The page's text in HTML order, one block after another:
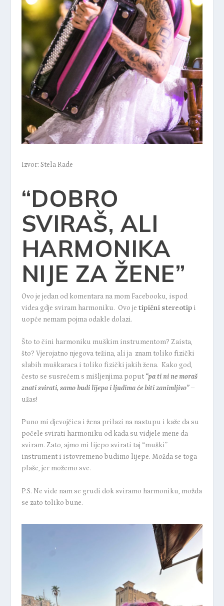
Izvor: Stela Rade
“DOBRO
SVIRAŠ, ALI
HARMONIKA
NIJE ZA ŽENE”
Ovo je jedan od komentara na mom Facebooku, ispod
videa gdje sviram harmoniku. Ovo je tipični stereotip i
uopće nemam pojma odakle dolazi.
Što to čini harmoniku muškim instrumentom? Zaista,
što? Vjerojatno njegova težina, ali ja znam toliko fizički
slabih muškaraca i toliko fizički jakih žena. Kako god,
često se susrećem s mišljenjima poput “pa ti ni ne moraš
znati svirati, samo budi lijepa i ljudima će biti zanimljivo” –
užas!
Puno mi djevojčica i žena prilazi na nastupu i kaže da su
počele svirati harmoniku od kada su vidjele mene da
sviram. Zato, ajmo mi lijepo svirati taj “muški”
instrument i istovremeno budimo lijepe. Možda se toga
plaše, jer možemo sve.
P.S. Ne vide nam se grudi dok sviramo harmoniku, možda
se zato toliko bune.